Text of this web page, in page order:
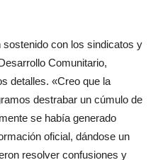
con los sindicatos y
Comunitario,
detalles. «Creo que la
destrabar un cúmulo de
se había generado
oficial, dándose un
resolver confusiones y